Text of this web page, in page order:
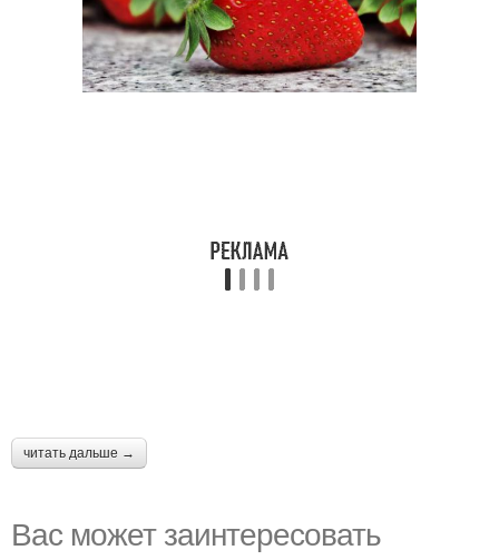
читать дальше →
Вас может заинтересовать